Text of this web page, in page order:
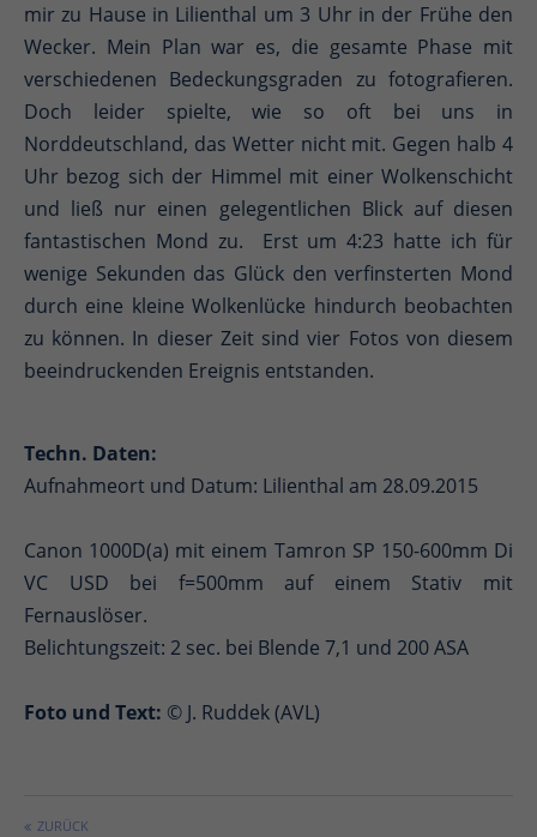
mir zu Hause in Lilienthal um 3 Uhr in der Frühe den
Wecker. Mein Plan war es, die gesamte Phase mit
verschiedenen Bedeckungsgraden zu fotografieren.
Doch leider spielte, wie so oft bei uns in
Norddeutschland, das Wetter nicht mit. Gegen halb 4
Uhr bezog sich der Himmel mit einer Wolkenschicht
und ließ nur einen gelegentlichen Blick auf diesen
fantastischen Mond zu. Erst um 4:23 hatte ich für
wenige Sekunden das Glück den verfinsterten Mond
durch eine kleine Wolkenlücke hindurch beobachten
zu können. In dieser Zeit sind vier Fotos von diesem
beeindruckenden Ereignis entstanden.
Techn. Daten:
Aufnahmeort und Datum: Lilienthal am 28.09.2015
Canon 1000D(a) mit einem Tamron SP 150-600mm Di
VC USD bei f=500mm auf einem Stativ mit
Fernauslöser.
Belichtungszeit: 2 sec. bei Blende 7,1 und 200 ASA
Foto und Text: © J. Ruddek (AVL)
ZURÜCK